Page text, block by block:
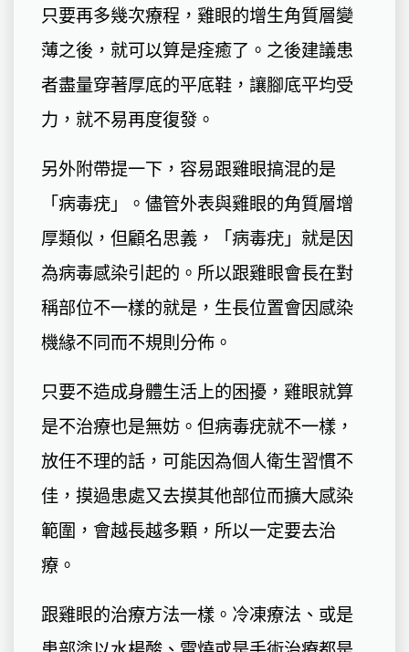
只要再多幾次療程，雞眼的增生角質層變
薄之後，就可以算是痊癒了。之後建議患
者盡量穿著厚底的平底鞋，讓腳底平均受
力，就不易再度復發。
另外附帶提一下，容易跟雞眼搞混的是
「病毒疣」。儘管外表與雞眼的角質層增
厚類似，但顧名思義，「病毒疣」就是因
為病毒感染引起的。所以跟雞眼會長在對
稱部位不一樣的就是，生長位置會因感染
機緣不同而不規則分佈。
只要不造成身體生活上的困擾，雞眼就算
是不治療也是無妨。但病毒疣就不一樣，
放任不理的話，可能因為個人衛生習慣不
佳，摸過患處又去摸其他部位而擴大感染
範圍，會越長越多顆，所以一定要去治
療。
跟雞眼的治療方法一樣。冷凍療法、或是